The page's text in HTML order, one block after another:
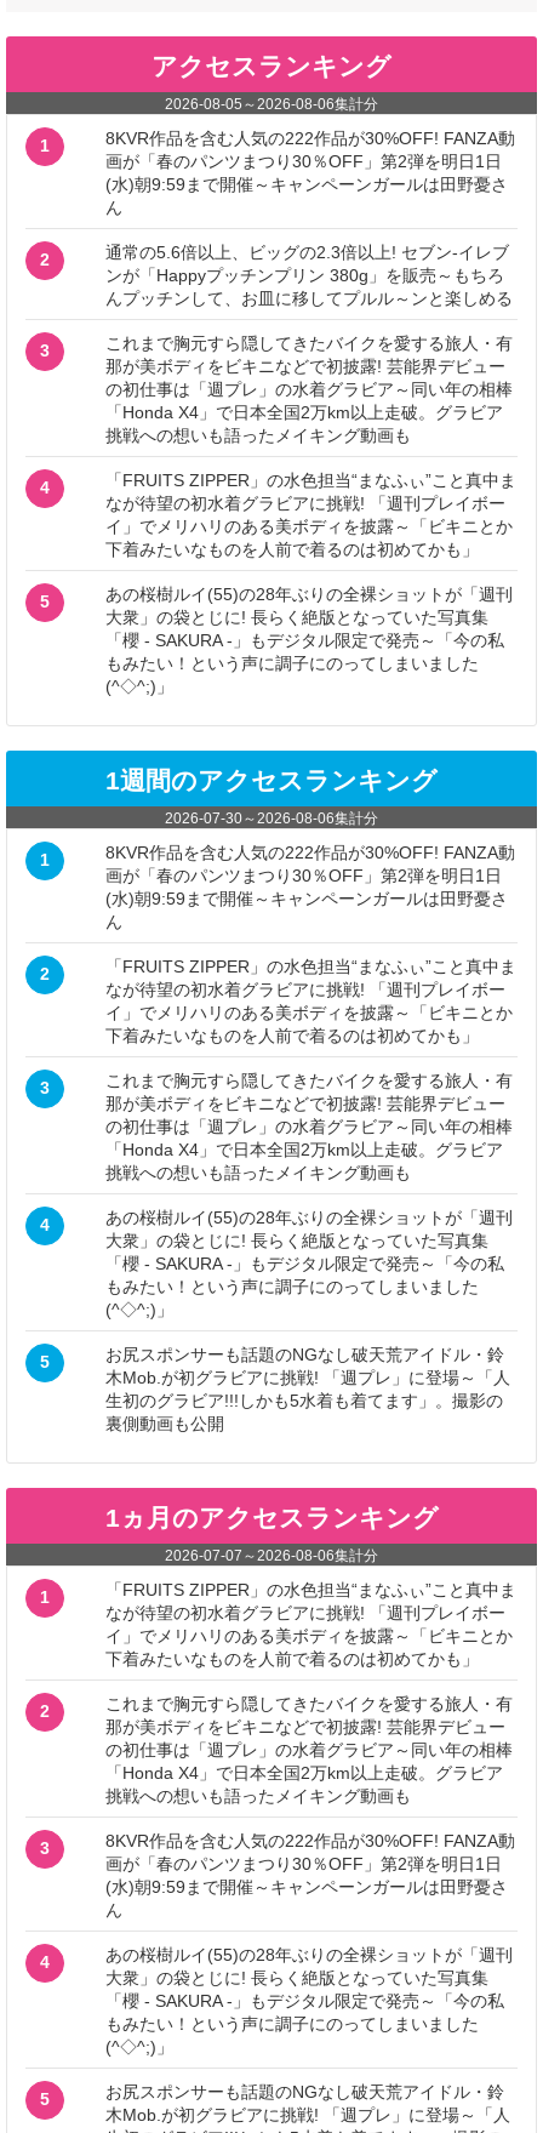
アクセスランキング
2026-08-05 ～2026-08-06集計分
1
8KVR作品を含む人気の222作品が30%OFF! FANZA動
画が「春のパンツまつり30％OFF」第2弾を明日1日
(水)朝9:59まで開催～キャンペーンガールは田野憂さ
ん
2
通常の5.6倍以上、ビッグの2.3倍以上! セブン‐イレブ
ンが「Happyプッチンプリン 380g」を販売～もちろ
んプッチンして、お皿に移してプルル～ンと楽しめる
3
これまで胸元すら隠してきたバイクを愛する旅人・有
那が美ボディをビキニなどで初披露! 芸能界デビュー
の初仕事は「週プレ」の水着グラビア～同い年の相棒
「Honda X4」で日本全国2万km以上走破。グラビア
挑戦への想いも語ったメイキング動画も
4
「FRUITS ZIPPER」の水色担当“まなふぃ”こと真中ま
なが待望の初水着グラビアに挑戦! 「週刊プレイボー
イ」でメリハリのある美ボディを披露～「ビキニとか
下着みたいなものを人前で着るのは初めてかも」
5
あの桜樹ルイ(55)の28年ぶりの全裸ショットが「週刊
大衆」の袋とじに! 長らく絶版となっていた写真集
「櫻 - SAKURA -」もデジタル限定で発売～「今の私
もみたい！という声に調子にのってしまいました
(^◇^;)」
1週間のアクセスランキング
2026-07-30～2026-08-06集計分
1
8KVR作品を含む人気の222作品が30%OFF! FANZA動
画が「春のパンツまつり30％OFF」第2弾を明日1日
(水)朝9:59まで開催～キャンペーンガールは田野憂さ
ん
2
「FRUITS ZIPPER」の水色担当“まなふぃ”こと真中ま
なが待望の初水着グラビアに挑戦! 「週刊プレイボー
イ」でメリハリのある美ボディを披露～「ビキニとか
下着みたいなものを人前で着るのは初めてかも」
3
これまで胸元すら隠してきたバイクを愛する旅人・有
那が美ボディをビキニなどで初披露! 芸能界デビュー
の初仕事は「週プレ」の水着グラビア～同い年の相棒
「Honda X4」で日本全国2万km以上走破。グラビア
挑戦への想いも語ったメイキング動画も
4
あの桜樹ルイ(55)の28年ぶりの全裸ショットが「週刊
大衆」の袋とじに! 長らく絶版となっていた写真集
「櫻 - SAKURA -」もデジタル限定で発売～「今の私
もみたい！という声に調子にのってしまいました
(^◇^;)」
5
お尻スポンサーも話題のNGなし破天荒アイドル・鈴
木Mob.が初グラビアに挑戦! 「週プレ」に登場～「人
生初のグラビア!!!しかも5水着も着てます」。撮影の
裏側動画も公開
1ヵ月のアクセスランキング
2026-07-07 ～2026-08-06集計分
1
「FRUITS ZIPPER」の水色担当“まなふぃ”こと真中ま
なが待望の初水着グラビアに挑戦! 「週刊プレイボー
イ」でメリハリのある美ボディを披露～「ビキニとか
下着みたいなものを人前で着るのは初めてかも」
2
これまで胸元すら隠してきたバイクを愛する旅人・有
那が美ボディをビキニなどで初披露! 芸能界デビュー
の初仕事は「週プレ」の水着グラビア～同い年の相棒
「Honda X4」で日本全国2万km以上走破。グラビア
挑戦への想いも語ったメイキング動画も
3
8KVR作品を含む人気の222作品が30%OFF! FANZA動
画が「春のパンツまつり30％OFF」第2弾を明日1日
(水)朝9:59まで開催～キャンペーンガールは田野憂さ
ん
4
あの桜樹ルイ(55)の28年ぶりの全裸ショットが「週刊
大衆」の袋とじに! 長らく絶版となっていた写真集
「櫻 - SAKURA -」もデジタル限定で発売～「今の私
もみたい！という声に調子にのってしまいました
(^◇^;)」
5
お尻スポンサーも話題のNGなし破天荒アイドル・鈴
木Mob.が初グラビアに挑戦! 「週プレ」に登場～「人